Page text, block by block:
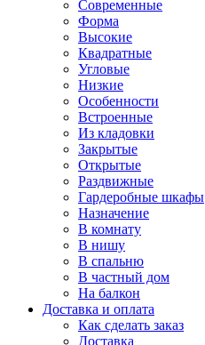
Современные
Форма
Высокие
Квадратные
Угловые
Низкие
Особенности
Встроенные
Из кладовки
Закрытые
Открытые
Раздвижные
Гардеробные шкафы
Назначение
В комнату
В нишу
В спальню
В частный дом
На балкон
Доставка и оплата
Как сделать заказ
Доставка